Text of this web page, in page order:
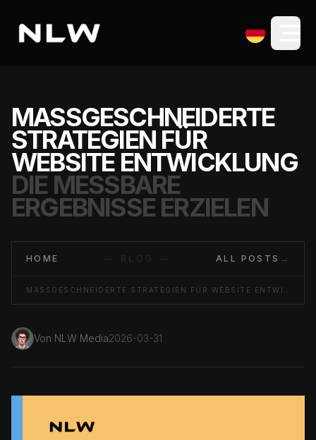
MASSGESCHNEIDERTE S
TRATEGIEN FÜR W
EBSITE ENTWICKLUNG
DIE MESSBARE
ERGEBNISSE ERZIELEN
HOME — BLOG — ALL POSTS →
Von NLW Media2026-03-31